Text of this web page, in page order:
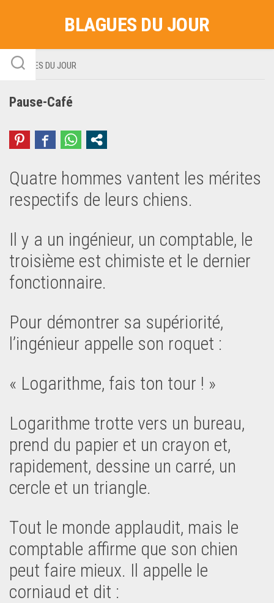
BLAGUES DU JOUR
BLAGUES DU JOUR
Pause-Café
Quatre hommes vantent les mérites
respectifs de leurs chiens.
Il y a un ingénieur, un comptable, le
troisième est chimiste et le dernier
fonctionnaire.
Pour démontrer sa supériorité,
l’ingénieur appelle son roquet :
« Logarithme, fais ton tour ! »
Logarithme trotte vers un bureau,
prend du papier et un crayon et,
rapidement, dessine un carré, un
cercle et un triangle.
Tout le monde applaudit, mais le
comptable affirme que son chien
peut faire mieux. Il appelle le
corniaud et dit :